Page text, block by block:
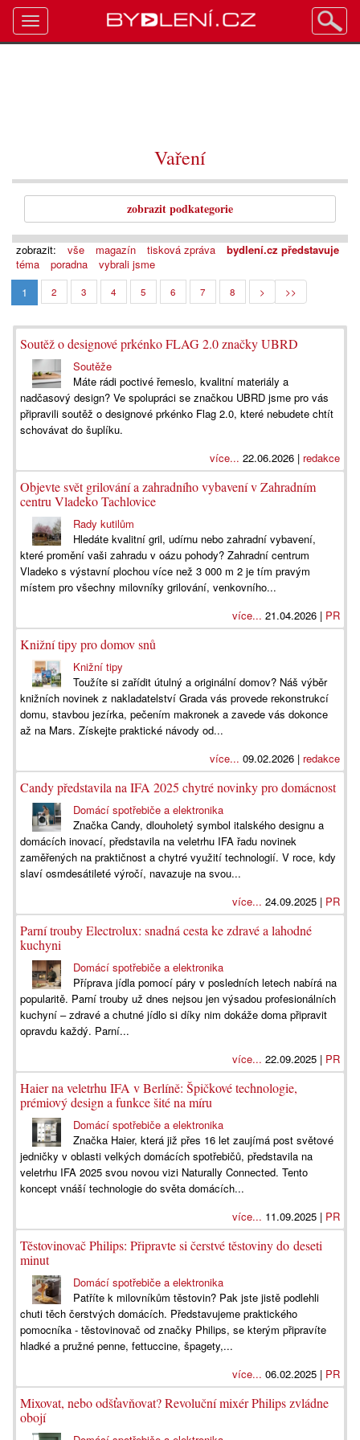
Vaření
zobrazit podkategorie
zobrazit: vše magazín tisková zpráva
bydlení.cz představuje
téma
poradna
vybrali jsme
1
2 3 4 5 6 7 8 > >>
Soutěž o designové prkénko FLAG 2.0 značky UBRD
Soutěže
Máte rádi poctivé řemeslo, kvalitní materiály a
nadčasový design? Ve spolupráci se značkou UBRD jsme pro vás
připravili soutěž o designové prkénko Flag 2.0, které nebudete chtít
schovávat do šuplíku.
více... 22.06.2026 | redakce
Objevte svět grilování a zahradního vybavení v Zahradním
centru Vladeko Tachlovice
Rady kutilům
Hledáte kvalitní gril, udírnu nebo zahradní vybavení,
které promění vaši zahradu v oázu pohody? Zahradní centrum
Vladeko s výstavní plochou více než 3 000 m 2 je tím pravým
místem pro všechny milovníky grilování, venkovního...
více... 21.04.2026 | PR
Knižní tipy pro domov snů
Knižní tipy
Toužíte si zařídit útulný a originální domov? Náš výběr
knižních novinek z nakladatelství Grada vás provede rekonstrukcí
domu, stavbou jezírka, pečením makronek a zavede vás dokonce
až na Mars. Získejte praktické návody od...
více... 09.02.2026 | redakce
Candy představila na IFA 2025 chytré novinky pro domácnost
Domácí spotřebiče a elektronika
Značka Candy, dlouholetý symbol italského designu a
domácích inovací, představila na veletrhu IFA řadu novinek
zaměřených na praktičnost a chytré využití technologií. V roce, kdy
slaví osmdesátileté výročí, navazuje na svou...
více... 24.09.2025 | PR
Parní trouby Electrolux: snadná cesta ke zdravé a lahodné
kuchyni
Domácí spotřebiče a elektronika
Příprava jídla pomocí páry v posledních letech nabírá na
popularitě. Parní trouby už dnes nejsou jen výsadou profesionálních
kuchyní – zdravé a chutné jídlo si díky nim dokáže doma připravit
opravdu každý. Parní...
více... 22.09.2025 | PR
Haier na veletrhu IFA v Berlíně: Špičkové technologie,
prémiový design a funkce šité na míru
Domácí spotřebiče a elektronika
Značka Haier, která již přes 16 let zaujímá post světové
jedničky v oblasti velkých domácích spotřebičů, představila na
veletrhu IFA 2025 svou novou vizi Naturally Connected. Tento
koncept vnáší technologie do světa domácích...
více... 11.09.2025 | PR
Těstovinovač Philips: Připravte si čerstvé těstoviny do deseti
minut
Domácí spotřebiče a elektronika
Patříte k milovníkům těstovin? Pak jste jistě podlehli
chuti těch čerstvých domácích. Představujeme praktického
pomocníka - těstovinovač od značky Philips, se kterým připravíte
hladké a pružné penne, fettuccine, špagety,...
více... 06.02.2025 | PR
Mixovat, nebo odšťavňovat? Revoluční mixér Philips zvládne
obojí
Toggle
navigation